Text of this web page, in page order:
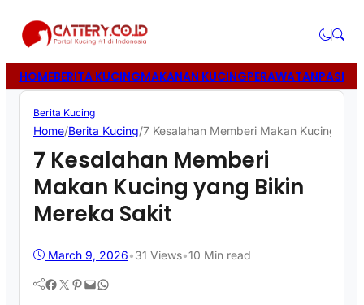
HOMEBERITA KUCINGMAKANAN KUCINGPERAWATANPASIR
Berita Kucing
Home/Berita Kucing/7 Kesalahan Memberi Makan Kucing
7 Kesalahan Memberi
Makan Kucing yang Bikin
Mereka Sakit
March 9, 2026•31 Views•10 Min read
Facebook Twitter Pinterest Mail WhatsApp